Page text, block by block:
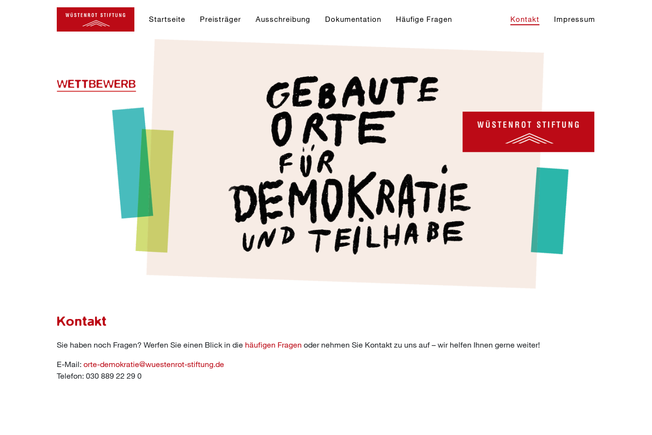
Startseite Preisträger Ausschreibung Dokumentation Häufige Fragen Kontakt Impressum
Kontakt
Sie haben noch Fragen? Werfen Sie einen Blick in die häufigen Fragen oder nehmen Sie Kontakt zu uns auf – wir helfen Ihnen gerne weiter!
E-Mail: orte-demokratie@wuestenrot-stiftung.de
Telefon: 030 889 22 29 0